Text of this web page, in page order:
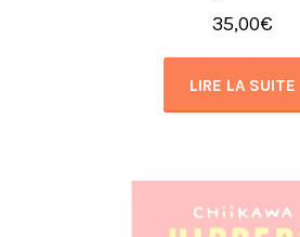
35,00€
LIRE LA SUITE